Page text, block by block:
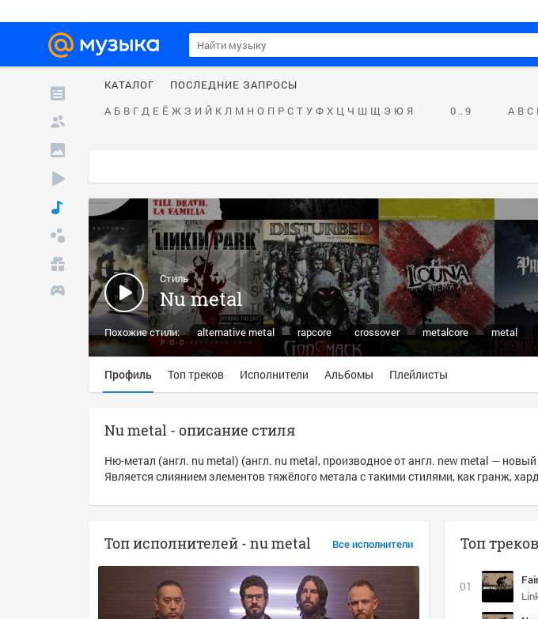
КАТАЛОГ
ПОСЛЕДНИЕ ЗАПРОСЫ
А Б В Г Д Е Ё Ж З И Й К Л М Н О П Р С Т У Ф Х Ц Ч Ш Щ Э Ю Я 0 .. 9 A B C
Стиль
Nu metal
Похожие стили: alternative metal rapcore crossover metalcore metal
alt. metal
groove metal
Профиль Топ треков Исполнители Альбомы Плейлисты
Nu metal - описание стиля
Ню-метал (англ. nu metal) (англ. nu metal, производное от англ. new metal —
Является слиянием элементов тяжёлого метала с такими стилями, как гранж,
Все исполнители
Топ исполнителей - nu metal Топ